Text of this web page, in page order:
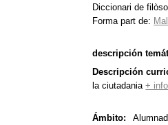
Diccionari de
Forma part de:
descripción
Descripción
la ciutadania+
Ámbito: